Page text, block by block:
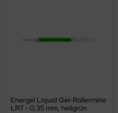
Energel Liquid Gel-Rollermine
LR7 - 0,35 mm, hellgrün